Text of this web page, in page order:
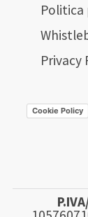
Politica
Privacy
Cookie Policy